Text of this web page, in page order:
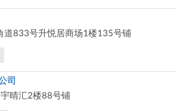
道833号升悦居商场1楼135号铺
司
晴汇2楼88号铺